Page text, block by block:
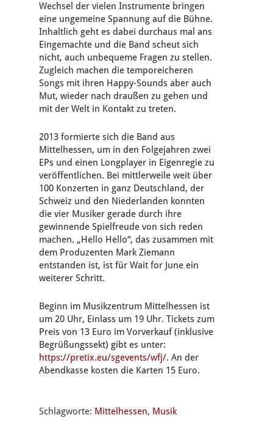
Wechsel der vielen Instrumente bringen
eine ungemeine Spannung auf die Bühne.
Inhaltlich geht es dabei durchaus mal ans
Eingemachte und die Band scheut sich
nicht, auch unbequeme Fragen zu stellen.
Zugleich machen die temporeicheren
Songs mit ihren Happy-Sounds aber auch
Mut, wieder nach draußen zu gehen und
mit der Welt in Kontakt zu treten.
2013 formierte sich die Band aus
Mittelhessen, um in den Folgejahren zwei
EPs und einen Longplayer in Eigenregie zu
veröffentlichen. Bei mittlerweile weit über
100 Konzerten in ganz Deutschland, der
Schweiz und den Niederlanden konnten
die vier Musiker gerade durch ihre
gewinnende Spielfreude von sich reden
machen. „Hello Hello“, das zusammen mit
dem Produzenten Mark Ziemann
entstanden ist, ist für Wait for June ein
weiterer Schritt.
Beginn im Musikzentrum Mittelhessen ist
um 20 Uhr, Einlass um 19 Uhr. Tickets zum
Preis von 13 Euro im Vorverkauf (inklusive
Begrüßungssekt) gibt es unter:
https://pretix.eu/sgevents/wfj/. An der
Abendkasse kosten die Karten 15 Euro.
Schlagworte: Mittelhessen, Musik